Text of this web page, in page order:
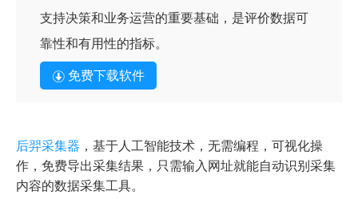
支持决策和业务运营的重要基础，是评价数据可
靠性和有用性的指标。
免费下载软件
后羿采集器 ，基于人工智能技术，无需编程，可视化操
作，免费导出采集结果，只需输入网址就能自动识别采集
内容的数据采集工具。